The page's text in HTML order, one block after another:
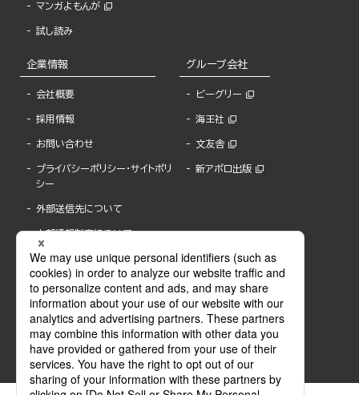
マンガよもんが
試し読み
企業情報
会社概要
採用情報
お問い合わせ
プライバシーポリシー・サイトポリ
シー
外部送信先について
内部通報制度について
グループ会社
ビーグリー
海王社
文友舎
新アポロ出版